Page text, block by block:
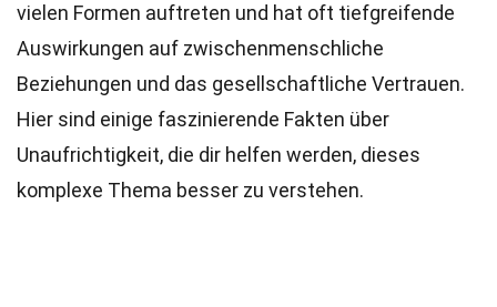
vielen Formen auftreten und hat oft tiefgreifende
Auswirkungen auf zwischenmenschliche
Beziehungen und das gesellschaftliche Vertrauen.
Hier sind einige faszinierende Fakten über
Unaufrichtigkeit, die dir helfen werden, dieses
komplexe Thema besser zu verstehen.